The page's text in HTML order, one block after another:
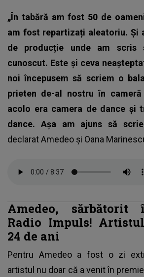
„În tabără am fost 50 de
am fost repartizați aleatoriu. Și
de producție unde am scris
cunoscut. Este și ceva
noi începusem să scriem o
prieten de-al nostru în
acolo era camera de dance și
dance. Așa am ajuns să
declarat Amedeo și Oana
Amedeo, sărbătorit
Radio Impuls!
24 de ani
Pentru Amedeo a fost o zi
artistul nu doar că a venit în